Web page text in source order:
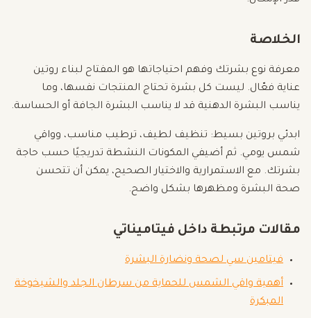
الخلاصة
معرفة نوع بشرتك وفهم احتياجاتها هو المفتاح لبناء روتين
عناية فعّال. ليست كل بشرة تحتاج المنتجات نفسها، وما
يناسب البشرة الدهنية قد لا يناسب البشرة الجافة أو الحساسة.
ابدئي بروتين بسيط: تنظيف لطيف، ترطيب مناسب، وواقي
شمس يومي. ثم أضيفي المكونات النشطة تدريجيًا حسب حاجة
بشرتك. مع الاستمرارية والاختيار الصحيح، يمكن أن تتحسن
صحة البشرة ومظهرها بشكل واضح.
مقالات مرتبطة داخل فيتاميناتي
فيتامين سي لصحة ونضارة البشرة
أهمية واقي الشمس للحماية من سرطان الجلد والشيخوخة
المبكرة